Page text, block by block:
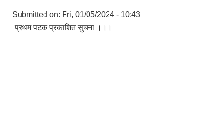
Submitted on: Fri, 01/05/2024 - 10:43
प्रथम पटक प्रकाशित सुचना ।।।